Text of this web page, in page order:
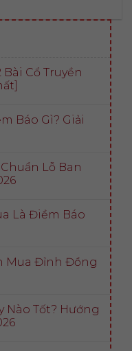
Bài Cổ Truyền
Báo Gì? Giải
Lỗ Ban
Là Điềm Báo
Mua Đỉnh Đồng
Nào Tốt? Hướng